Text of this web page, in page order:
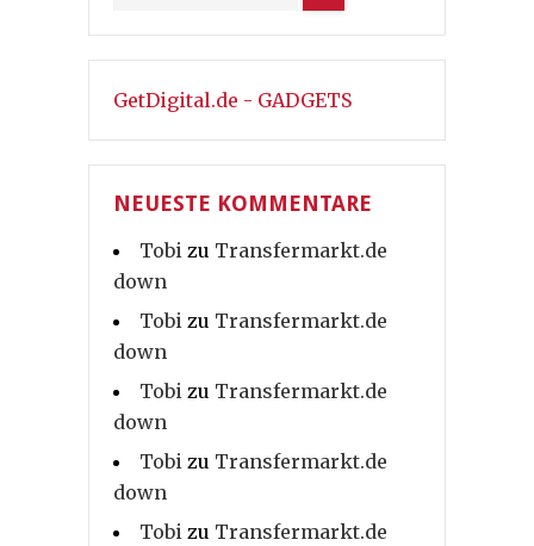
GetDigital.de - GADGETS
NEUESTE KOMMENTARE
Tobi zu Transfermarkt.de
down
Tobi zu Transfermarkt.de
down
Tobi zu Transfermarkt.de
down
Tobi zu Transfermarkt.de
down
Tobi zu Transfermarkt.de